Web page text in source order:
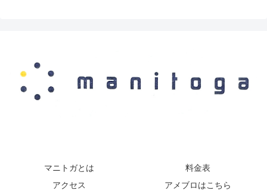
マニトガとは
料金表
アクセス
アメブロはこちら